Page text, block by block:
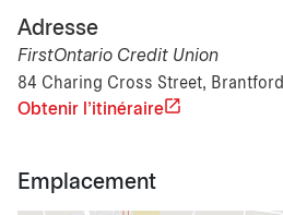
Adresse
FirstOntario Credit Union
84 Charing Cross Street,
Obtenir l'itinéraire
Emplacement